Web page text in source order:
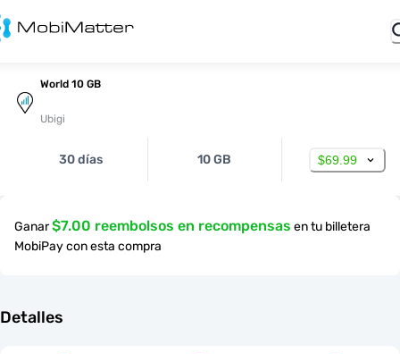
World 10 GB
Ubigi
30 días 10 GB $69.99
Ganar$7.00 reembolsos en recompensas en tu billetera
MobiPay con esta compra
Detalles